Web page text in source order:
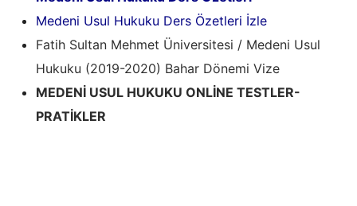
Medeni Usul Hukuku Ders Özetleri İzle
Fatih Sultan Mehmet Üniversitesi / Medeni Usul
Hukuku (2019-2020) Bahar Dönemi Vize
MEDENİ USUL HUKUKU ONLİNE TESTLER-
PRATİKLER